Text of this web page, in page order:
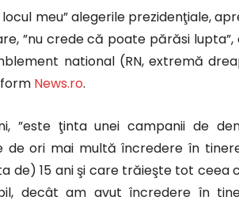
meu” alegerile prezidenţiale,
”nu crede că poate părăsi
national (RN, extremă
News.ro.
”este ţinta unei campanii de
de ori mai multă încredere în
de) 15 ani şi care trăieşte tot ceea
decât am avut încredere în